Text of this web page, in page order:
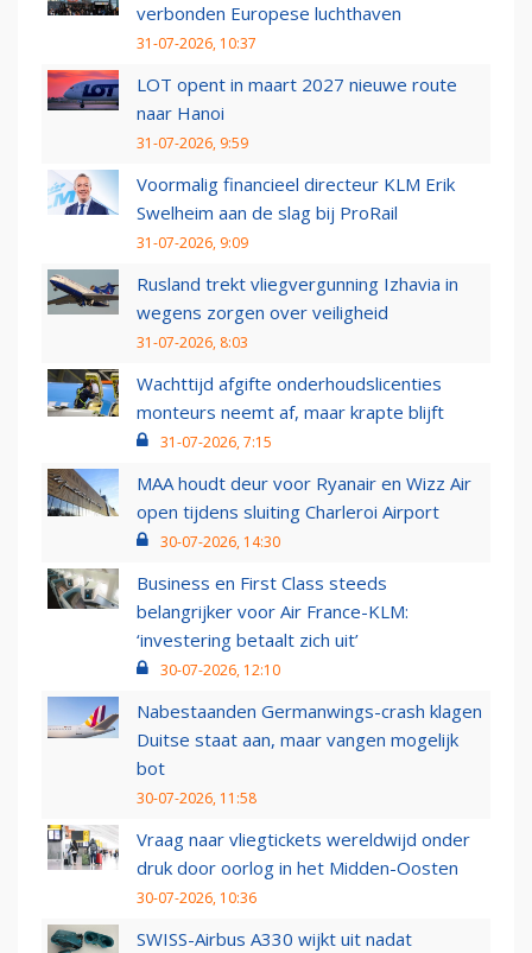
verbonden Europese luchthaven
31-07-2026, 10:37
LOT opent in maart 2027 nieuwe route
naar Hanoi
31-07-2026, 9:59
Voormalig financieel directeur KLM Erik
Swelheim aan de slag bij ProRail
31-07-2026, 9:09
Rusland trekt vliegvergunning Izhavia in
wegens zorgen over veiligheid
31-07-2026, 8:03
Wachttijd afgifte onderhoudslicenties
monteurs neemt af, maar krapte blijft
31-07-2026, 7:15
MAA houdt deur voor Ryanair en Wizz Air
open tijdens sluiting Charleroi Airport
30-07-2026, 14:30
Business en First Class steeds
belangrijker voor Air France-KLM:
‘investering betaalt zich uit’
30-07-2026, 12:10
Nabestaanden Germanwings-crash klagen
Duitse staat aan, maar vangen mogelijk
bot
30-07-2026, 11:58
Vraag naar vliegtickets wereldwijd onder
druk door oorlog in het Midden-Oosten
30-07-2026, 10:36
SWISS-Airbus A330 wijkt uit nadat